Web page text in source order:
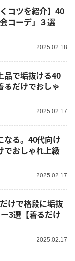
コツを紹介】40
コーデ」３選
2025.02.18
品で垢抜ける40
るだけでおしゃ
2025.02.17
なる。40代向け
でおしゃれ上級
2025.02.17
けで格段に垢抜
3選【着るだけ
2025.02.17